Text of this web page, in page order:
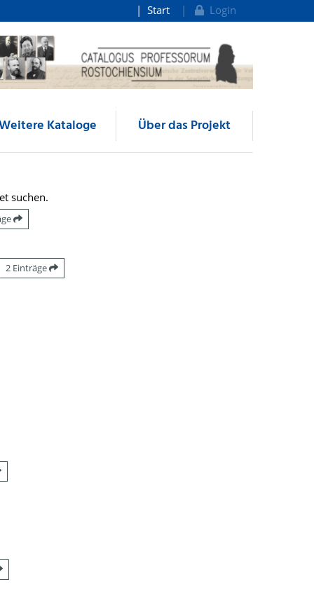
Start Login
Kataloge Über das Projekt
suchen.
2 Einträge